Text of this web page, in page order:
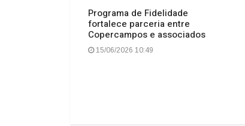
Programa de Fidelidade
fortalece parceria entre
Copercampos e associados
15/06/2026 10:49